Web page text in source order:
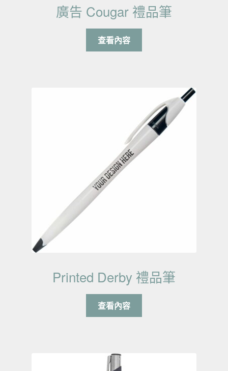
廣告 Cougar 禮品筆
查看內容
Printed Derby 禮品筆
查看內容